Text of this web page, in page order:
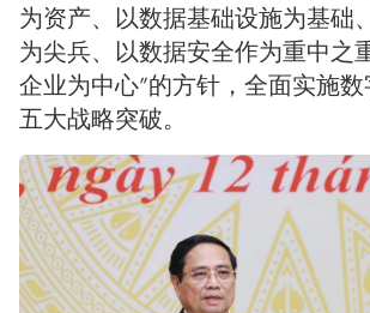
为资产、以数据基础设施为基础
为尖兵、以数据安全作为重中之
企业为中心”的方针，全面实施
五大战略突破。